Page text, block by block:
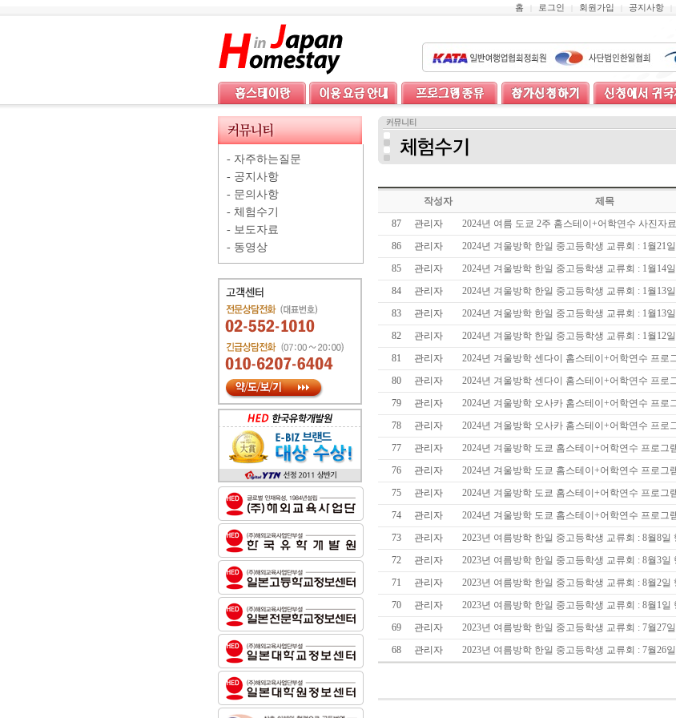
홈 로그인 회원가입 공지사항
- 자주하는질문
- 공지사항
- 문의사항
- 체험수기
- 보도자료
- 동영상
작성자 제목
87
관리자 2024년 여름 도쿄 2주 홈스테이+어학연수 사진자
86
관리자 2024년 겨울방학 한일 중고등학생 교류회 : 1월21
85
관리자 2024년 겨울방학 한일 중고등학생 교류회 : 1월14
84
관리자 2024년 겨울방학 한일 중고등학생 교류회 : 1월13
83
관리자 2024년 겨울방학 한일 중고등학생 교류회 : 1월13
82
관리자 2024년 겨울방학 한일 중고등학생 교류회 : 1월12
81
관리자 2024년 겨울방학 센다이 홈스테이+어학연수 프로
80
관리자 2024년 겨울방학 센다이 홈스테이+어학연수 프로
79
관리자 2024년 겨울방학 오사카 홈스테이+어학연수 프로
78
관리자 2024년 겨울방학 오사카 홈스테이+어학연수 프로
77
관리자 2024년 겨울방학 도쿄 홈스테이+어학연수 프로그
76
관리자 2024년 겨울방학 도쿄 홈스테이+어학연수 프로그
75
관리자 2024년 겨울방학 도쿄 홈스테이+어학연수 프로그
74
관리자 2024년 겨울방학 도쿄 홈스테이+어학연수 프로그
73
관리자 2023년 여름방학 한일 중고등학생 교류회 : 8월8일
72
관리자 2023년 여름방학 한일 중고등학생 교류회 : 8월3일
71
관리자 2023년 여름방학 한일 중고등학생 교류회 : 8월2일
70
관리자 2023년 여름방학 한일 중고등학생 교류회 : 8월1일
69
관리자 2023년 여름방학 한일 중고등학생 교류회 : 7월27
68
관리자 2023년 여름방학 한일 중고등학생 교류회 : 7월26